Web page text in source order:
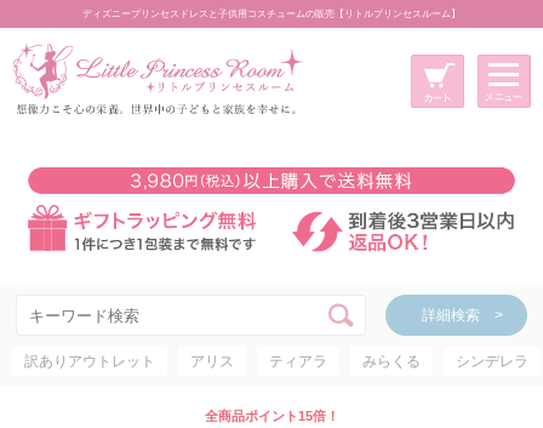
ディズニープリンセスドレスと子供用コスチュームの販売【リトルプリンセスルーム】
詳細検索 >
訳ありアウトレット アリス ティアラ みらくる シンデレラ
全商品ポイント15倍！
新規会員登録
マイページ
カート
詳細検索 >
アイテムカテゴリー
ディズニープリンセス